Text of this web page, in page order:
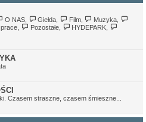
O NAS, Giełda Film, Muzyka
Pozostałe, HYDEPARK
Czasem straszne, czasem śmieszne...